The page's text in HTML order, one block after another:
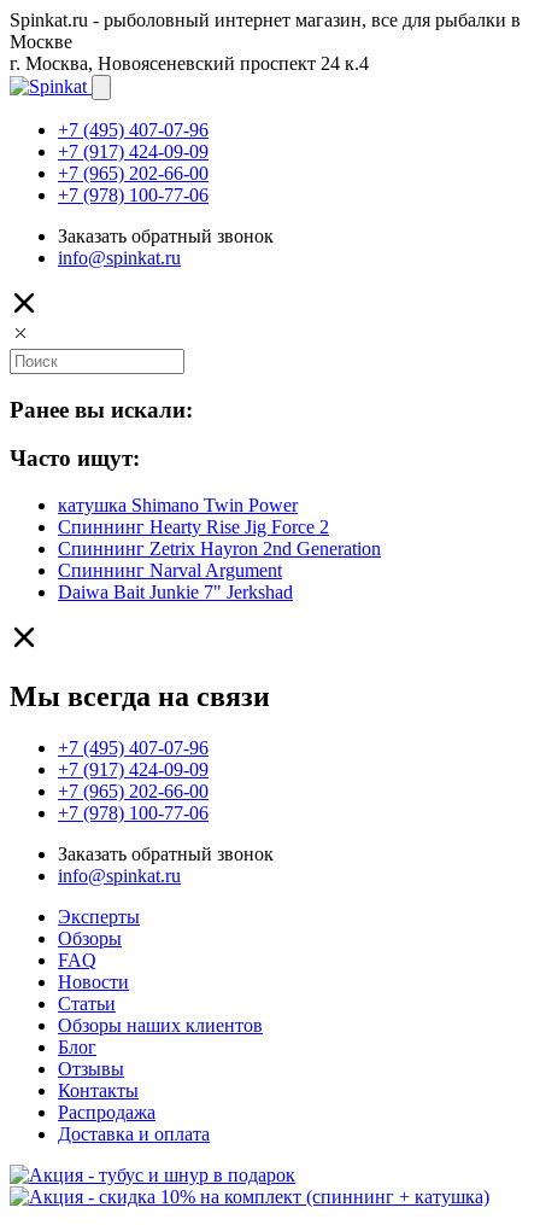
Spinkat.ru - рыболовный интернет магазин, все для рыбалки в
Москве
г. Москва, Новоясеневский проспект 24 к.4
+7 (495) 407-07-96
+7 (917) 424-09-09
+7 (965) 202-66-00
+7 (978) 100-77-06
Заказать обратный звонок
info@spinkat.ru
Ранее вы искали:
Часто ищут:
катушка Shimano Twin Power
Спиннинг Hearty Rise Jig Force 2
Спиннинг Zetrix Hayron 2nd Generation
Спиннинг Narval Argument
Daiwa Bait Junkie 7" Jerkshad
Мы всегда на связи
+7 (495) 407-07-96
+7 (917) 424-09-09
+7 (965) 202-66-00
+7 (978) 100-77-06
Заказать обратный звонок
info@spinkat.ru
Эксперты
Обзоры
FAQ
Новости
Статьи
Обзоры наших клиентов
Блог
Отзывы
Контакты
Распродажа
Доставка и оплата